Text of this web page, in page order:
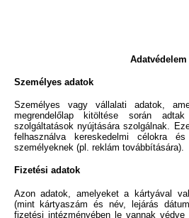
Adatvédelem
Személyes adatok
Személyes vagy vállalati adatok,
megrendelőlap kitöltése során
szolgáltatások nyújtására szolgálnak.
felhasználva kereskedelmi célokra
személyeknek (pl. reklám továbbítására).
Fizetési adatok
Azon adatok, amelyeket a kártyával
(mint kártyaszám és név, lejárás
fizetési intézményében le vannak